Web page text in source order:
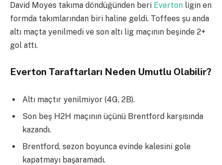
David Moyes takıma döndüğünden beri Everton ligin en
formda takımlarından biri haline geldi. Toffees şu anda
altı maçta yenilmedi ve son altı lig maçının beşinde 2+
gol attı.
Everton Taraftarları Neden Umutlu Olabilir?
Altı maçtır yenilmiyor (4G, 2B).
Son beş H2H maçının üçünü Brentford karşısında
kazandı.
Brentford, sezon boyunca evinde kalesini gole
kapatmayı başaramadı.